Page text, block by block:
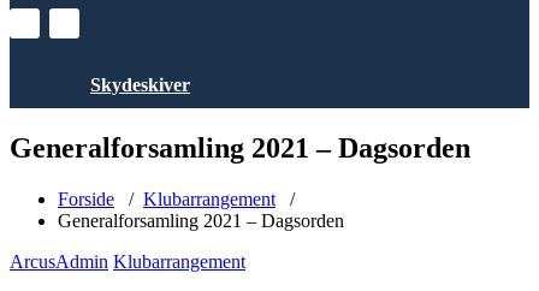
Skydeskiver
Generalforsamling 2021 – Dagsorden
Forside / Klubarrangement /
Generalforsamling 2021 – Dagsorden
ArcusAdmin Klubarrangement